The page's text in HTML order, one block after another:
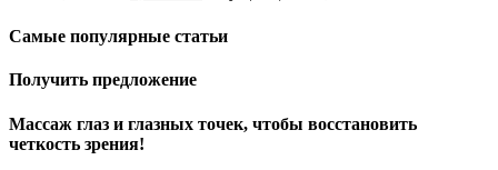
Самые популярные статьи
Получить предложение
Массаж глаз и глазных точек, чтобы восстановить
четкость зрения!